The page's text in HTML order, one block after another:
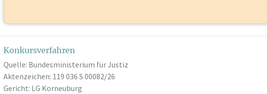
Konkursverfahren
Quelle: Bundesministerium für Justiz
Aktenzeichen: 119 036 S 00082/26
Gericht: LG Korneuburg